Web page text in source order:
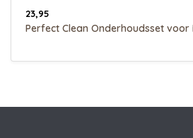
23,95
Perfect Clean Onderhoudsset voor